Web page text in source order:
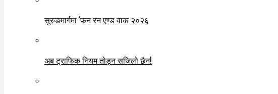
सुरुङमार्गमा ‘फन रन एण्ड वाक २०२६
अब ट्राफिक नियम तोड्न सजिलो छैन!